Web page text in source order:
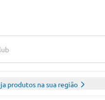
produtos na sua região